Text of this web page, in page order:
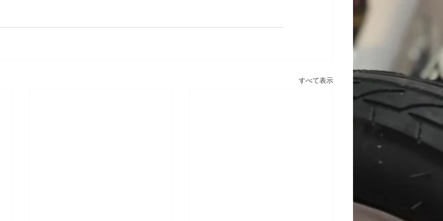
すべて表示